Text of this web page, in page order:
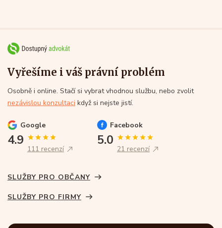
Vyřešíme i váš právní problém
Osobně i online. Stačí si vybrat vhodnou službu, nebo zvolit
nezávislou konzultaci když si nejste jistí.
Google
4.9
111 recenzí
Facebook
5.0
21 recenzí
SLUŽBY PRO OBČANY
SLUŽBY PRO FIRMY